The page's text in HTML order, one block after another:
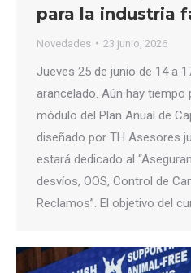
para la industria
Novedades 23 junio, 2026
Jueves 25 de junio de 14 a
arancelado. Aún hay
módulo del Plan Anual de
diseñado por TH Asesores
estará dedicado al
desvíos, OOS, Control de
Reclamos”. El objetivo del